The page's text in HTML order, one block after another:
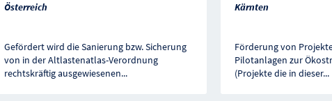
Österreich
Gefördert wird die Sanierung bzw. Sicherung
von in der Altlastenatlas-Verordnung
rechtskräftig ausgewiesenen...
Kärnten
Förderung von
Pilotanlagen zur
(Projekte die in dieser...